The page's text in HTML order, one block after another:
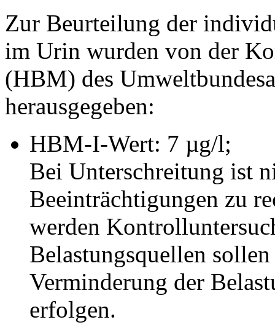
Zur Beurteilung der
im Urin wurden von der
(HBM) des
herausgegeben:
HBM-I-Wert: 7 µg/l;
Bei Unterschreitung ist
Beeinträchtigungen zu
werden
Belastungsquellen
Verminderung der
erfolgen.